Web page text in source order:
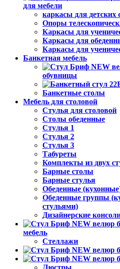
для мебели
каркасы для детских
Опоры
Каркасы для
Каркасы для
Каркасы для
Банкетная мебель
обувницы
Банкетные столы
Мебель для столовой
Стулья для столовой
Столы обеденные
Стулья 1
Стулья 2
Стулья 3
Табуреты
Комплекты из двух
Барные столы
Барные стулья
Обеденные
Обеденные группы
стульями)
Дизайнерские
мебель
Стеллажи
Люстры